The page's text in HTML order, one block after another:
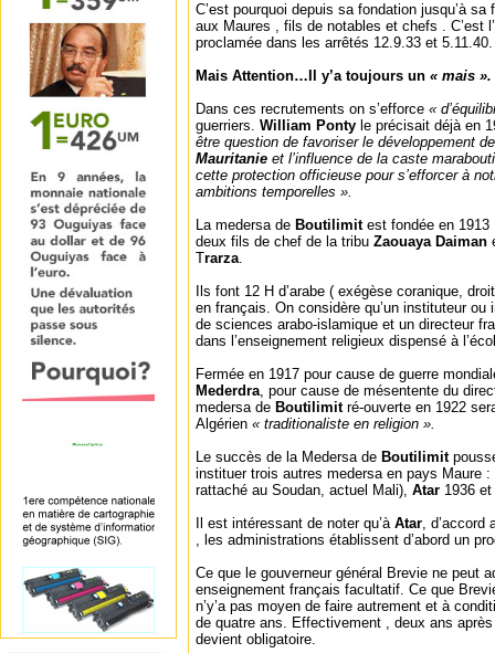
C’est pourquoi depuis sa fondation jusqu’à
aux Maures , fils de notables et chefs . C’est
proclamée dans les arrêtés 12.9.33 et 5.11.40.
Mais Attention…Il y’a toujours un « mais ».
Dans ces recrutements on s’efforce «
guerriers. William Ponty le précisait déjà en
être question de favoriser le développement
Mauritanie et l’influence de la caste
cette protection officieuse pour s’efforcer à
ambitions temporelles ».
La medersa de Boutilimit est fondée en
deux fils de chef de la tribu Zaouaya Daiman
Trarza.
Ils font 12 H d’arabe ( exégèse coranique,
en français. On considère qu’un instituteur ou
de sciences arabo-islamique et un directeur
dans l’enseignement religieux dispensé à
Fermée en 1917 pour cause de guerre
Mederdra, pour cause de mésentente du
medersa de Boutilimit ré-ouverte en 1922
Algérien « traditionaliste en religion ».
Le succès de la Medersa de Boutilimit
instituer trois autres medersa en pays Maure :
rattaché au Soudan, actuel Mali), Atar 1936 et
Il est intéressant de noter qu’à Atar, d’accord
, les administrations établissent d’abord un
Ce que le gouverneur général Brevie ne peut
enseignement français facultatif. Ce que
n’y’a pas moyen de faire autrement et à
de quatre ans. Effectivement , deux ans
devient obligatoire.